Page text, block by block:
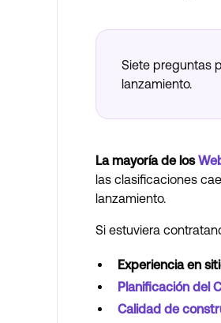
Siete preguntas
lanzamiento.
La mayoría de los
las clasificaciones
lanzamiento.
Si estuviera
Experiencia en
Planificación del
Calidad de